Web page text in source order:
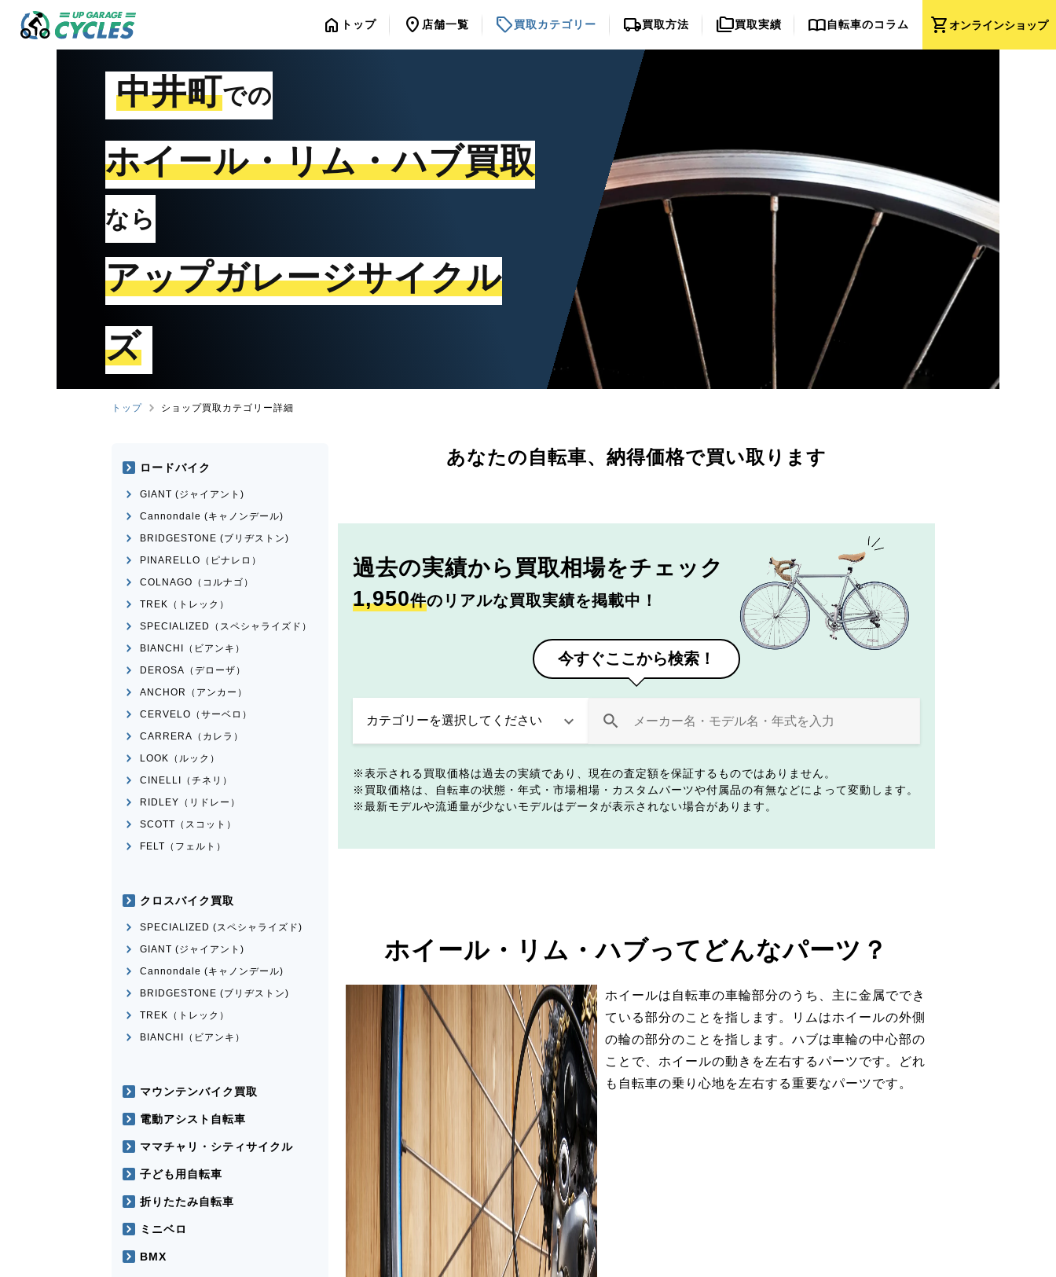
shopping_cartオンラインショップ
home トップ location_on 店舗一覧 sell買取カテゴリー local_shipping買取方法 folder_copy買取実績 import_contacts自転車のコラム
中井町での
ホイール・リム・ハブ買取
なら
アップガレージサイクル
ズ
トップ ショップ買取カテゴリー詳細
あなたの自転車、 納得価格で買い取ります
過去の実績から 買取相場をチェック
1,950件のリアルな買取実績を掲載中！
今すぐここから検索！
表示される買取価格は過去の実績であり、現在の査定額を保証するものではありません。
買取価格は、自転車の状態・年式・市場相場・カスタムパーツや付属品の有無などによって変動します。
最新モデルや流通量が少ないモデルはデータが表示されない場合があります。
ホイール・リム・ハブってどんなパーツ？
ホイールは自転車の車輪部分のうち、主に金属ででき
ている部分のことを指します。リムはホイールの外側
の輪の部分のことを指します。ハブは車輪の中心部の
ことで、ホイールの動きを左右するパーツです。どれ
も自転車の乗り心地を左右する重要なパーツです。
ロードバイク
GIANT (ジャイアント)
Cannondale (キャノンデール)
BRIDGESTONE (ブリヂストン)
PINARELLO（ピナレロ）
COLNAGO（コルナゴ）
TREK（トレック）
SPECIALIZED（スペシャライズド）
BIANCHI（ビアンキ）
DEROSA（デローザ）
ANCHOR（アンカー）
CERVELO（サーベロ）
CARRERA（カレラ）
LOOK（ルック）
CINELLI（チネリ）
RIDLEY（リドレー）
SCOTT（スコット）
FELT（フェルト）
クロスバイク買取
SPECIALIZED (スペシャライズド)
GIANT (ジャイアント)
Cannondale (キャノンデール)
BRIDGESTONE (ブリヂストン)
TREK（トレック）
BIANCHI（ビアンキ）
マウンテンバイク買取
電動アシスト自転車
ママチャリ・シティサイクル
子ども用自転車
折りたたみ自転車
ミニベロ
BMX